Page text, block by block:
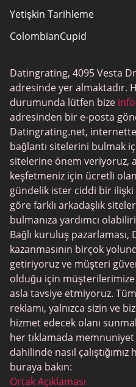
Yetişkin Tarihleme
ColombianCupid
MeetMindful
BDSM Flört
BBPeopleMeet
Şeker Baba Siteleri
JPeopleMeet
Trans Tarihleme
Kıdemli Tarihleme
MyLOL
Gay Tarihleme
Lezbiyen Tarihleme
Siyah Tarihleme Siteleri
SugarDaddyMeet
LatinAmericanCupid
CatholicMatch
Datingrating, 4095 Vesta
adresinde yer almaktadır.
durumunda lütfen bize
adresinden bir e-posta
Datingrating.net,
bağlantı sitelerini bulmak
sitelerine önem veriyoruz,
keşfetmeniz için ücretli
gündelik ister ciddi bir ilişki
göre farklı arkadaşlık
bulmanıza yardımcı
Bağlı kuruluş
kazanmasının birçok
getiriyoruz ve müşteri
olduğu için
asla tavsiye etmiyoruz.
reklamı, yalnızca sizin ve
hizmet edecek olanı
her tıklamada
dahilinde nasıl
buraya bakın:
Ortak Açıklaması